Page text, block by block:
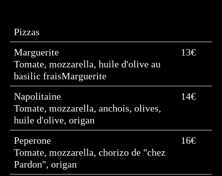
Pizzas
Marguerite
Tomate, mozzarella, huile d'olive au
basilic fraisMarguerite
13€
Napolitaine
Tomate, mozzarella, anchois, olives,
huile d'olive, origan
14€
Peperone
Tomate, mozzarella, chorizo de "chez
Pardon", origan
16€